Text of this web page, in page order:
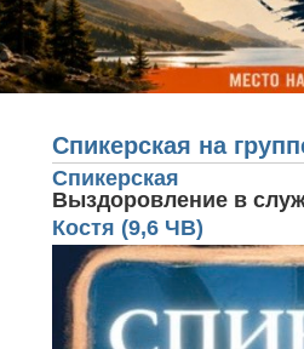
Спикерская на
Спикерская
Выздоровление в
Костя (9,6 ЧВ)